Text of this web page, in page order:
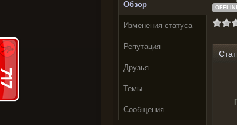
Обзор
Изменения статуса
Репутация
Друзья
Темы
Сообщения